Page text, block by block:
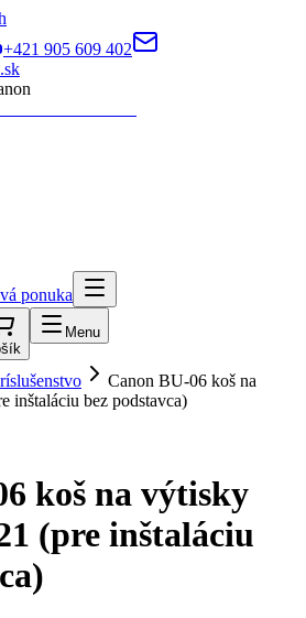
+421 905 609 402
ponuka
Menu
Canon BU-06 koš na
inštaláciu bez podstavca)
koš na výtisky
(pre inštaláciu